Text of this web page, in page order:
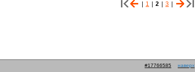
1 2 3
#17766585 наверх